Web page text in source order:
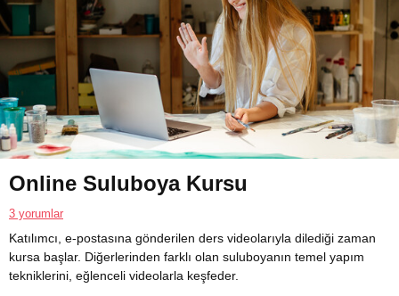
Online Suluboya Kursu
3 yorumlar
Katılımcı, e-postasına gönderilen ders videolarıyla dilediği zaman
kursa başlar. Diğerlerinden farklı olan suluboyanın temel yapım
tekniklerini, eğlenceli videolarla keşfeder.